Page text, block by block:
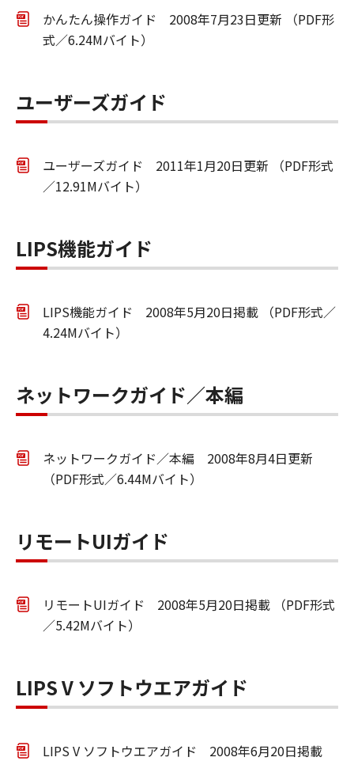
かんたん操作ガイド 2008年7月23日更新 （PDF形
式／6.24Mバイト）
ユーザーズガイド
ユーザーズガイド 2011年1月20日更新 （PDF形式
／12.91Mバイト）
LIPS機能ガイド
LIPS機能ガイド 2008年5月20日掲載 （PDF形式／
4.24Mバイト）
ネットワークガイド／本編
ネットワークガイド／本編 2008年8月4日更新
（PDF形式／6.44Mバイト）
リモートUIガイド
リモートUIガイド 2008年5月20日掲載 （PDF形式
／5.42Mバイト）
LIPS V ソフトウエアガイド
LIPS V ソフトウエアガイド 2008年6月20日掲載